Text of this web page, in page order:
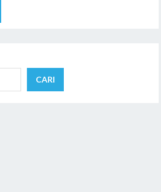
CARI